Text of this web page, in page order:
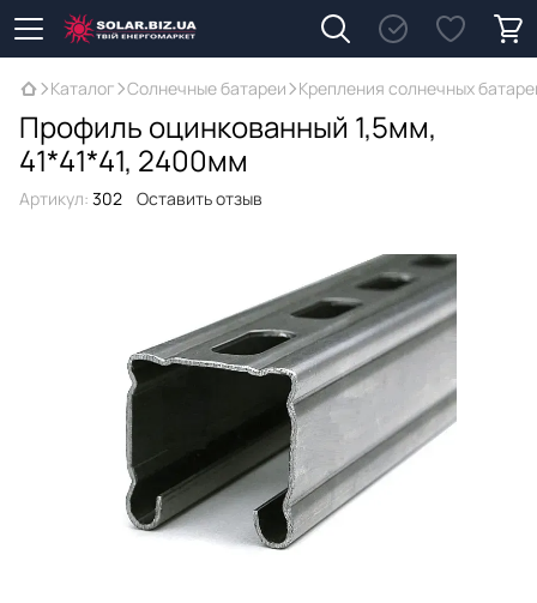
Каталог Солнечные батареи Крепления солнечных
Профиль оцинкованный 1,5мм,
41*41*41, 2400мм
Артикул: 302 Оставить отзыв